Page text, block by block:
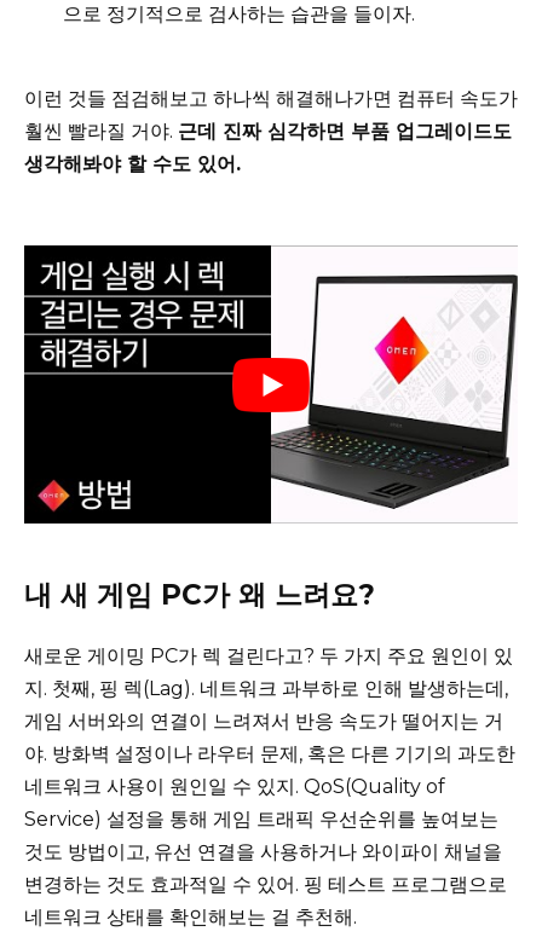
으로 정기적으로 검사하는 습관을 들이자.
이런 것들 점검해보고 하나씩 해결해나가면 컴퓨터 속도가
훨씬 빨라질 거야. 근데 진짜 심각하면 부품 업그레이드도
생각해봐야 할 수도 있어.
내 새 게임 PC가 왜 느려요?
새로운 게이밍 PC가 렉 걸린다고? 두 가지 주요 원인이 있
지. 첫째, 핑 렉(Lag). 네트워크 과부하로 인해 발생하는데,
게임 서버와의 연결이 느려져서 반응 속도가 떨어지는 거
야. 방화벽 설정이나 라우터 문제, 혹은 다른 기기의 과도한
네트워크 사용이 원인일 수 있지. QoS(Quality of
Service) 설정을 통해 게임 트래픽 우선순위를 높여보는
것도 방법이고, 유선 연결을 사용하거나 와이파이 채널을
변경하는 것도 효과적일 수 있어. 핑 테스트 프로그램으로
네트워크 상태를 확인해보는 걸 추천해.